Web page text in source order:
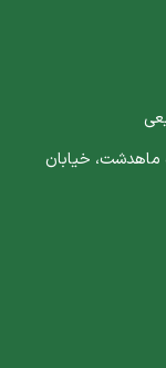
کرج، کیلومتر 5 جاده ماهدشت، خیابان